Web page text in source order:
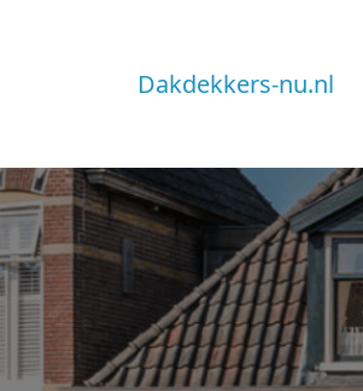
Dakdekkers-nu.nl